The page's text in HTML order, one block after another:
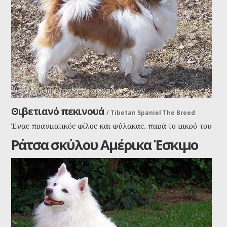
Ράτσα Θιβετιανό πεκινουά
Θιβετιανό πεκινουά / Tibetan Spaniel The Breed
Ένας πραγματικός φίλος και φύλακας, παρά το μικρό του
μέγεθος. Θα σας ειδοποιήσει με όλα τα μέσα που διαθέτει,
φωνή, κούνημα ουράς, πόδια ακόμα και ελαφρό
δάγκωμα, ότι κάτι δεν πάει καλά και ίσως ότι
κινδυνεύετε. Απίθανο σκυλί παρά το μικρό του μέγεθος
και πανέξυπνο.
Ράτσα σκύλου Αμέρικα Έσκιμο